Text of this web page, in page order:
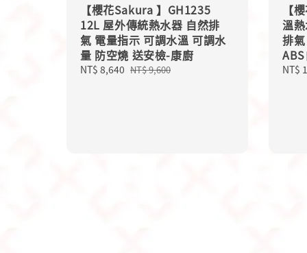
【櫻花Sakura 】GH1235
12L 屋外傳統熱水器 自然排
氣 電量指示 可調水溫 可調水
量 防空燒 送安檢-康廚
Sale
NT$ 8,640 Regular
NT$ 9,600
【
溫
排
Sale
NT$